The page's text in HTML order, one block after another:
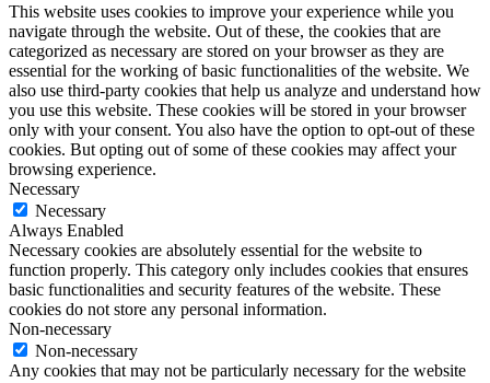
This website uses cookies to improve your experience while you
navigate through the website. Out of these, the cookies that are
categorized as necessary are stored on your browser as they are
essential for the working of basic functionalities of the website. We
also use third-party cookies that help us analyze and understand how
you use this website. These cookies will be stored in your browser
only with your consent. You also have the option to opt-out of these
cookies. But opting out of some of these cookies may affect your
browsing experience.
Necessary
Necessary
Always Enabled
Necessary cookies are absolutely essential for the website to
function properly. This category only includes cookies that ensures
basic functionalities and security features of the website. These
cookies do not store any personal information.
Non-necessary
Non-necessary
Any cookies that may not be particularly necessary for the website